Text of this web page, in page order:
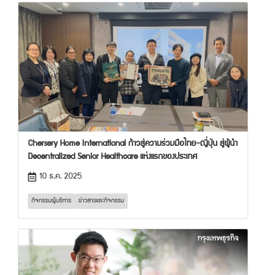
Chersery Home International ก้าวสู่ความร่วมมือไทย–ญี่ปุ่น สู่ผู้นำ
Decentralized Senior Healthcare แห่งแรกของประเทศ
10 ธ.ค. 2025
กิจกรรมผู้บริหาร ข่าวสารและกิจกรรม